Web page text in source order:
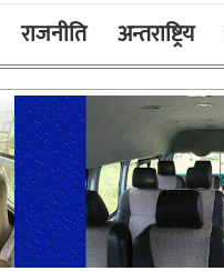
राजनीति अन्तराष्ट्रिय